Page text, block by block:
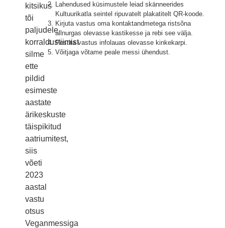
kitsikus
tõi
paljudele
korraldustiimist
silme
ette
pildid
esimeste
aastate
ärikeskuste
täispikitud
aatriumitest,
siis
võeti
2023
aastal
vastu
otsus
Veganmessiga
Lahendused küsimustele leiad skänneerides
Kultuurikatla seintel ripuvatelt plakatitelt QR-koode.
Kirjuta vastus oma kontaktandmetega ristsõna
allnurgas olevasse kastikesse ja rebi see välja.
Postita vastus infolauas olevasse kinkekarpi.
Võitjaga võtame peale messi ühendust.